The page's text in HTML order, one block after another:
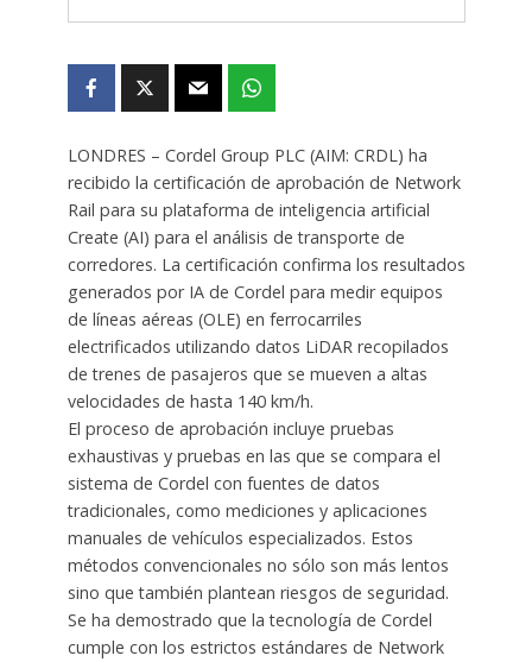
LONDRES – Cordel Group PLC (AIM: CRDL) ha
recibido la certificación de aprobación de Network
Rail para su plataforma de inteligencia artificial
Create (AI) para el análisis de transporte de
corredores. La certificación confirma los resultados
generados por IA de Cordel para medir equipos
de líneas aéreas (OLE) en ferrocarriles
electrificados utilizando datos LiDAR recopilados
de trenes de pasajeros que se mueven a altas
velocidades de hasta 140 km/h.
El proceso de aprobación incluye pruebas
exhaustivas y pruebas en las que se compara el
sistema de Cordel con fuentes de datos
tradicionales, como mediciones y aplicaciones
manuales de vehículos especializados. Estos
métodos convencionales no sólo son más lentos
sino que también plantean riesgos de seguridad.
Se ha demostrado que la tecnología de Cordel
cumple con los estrictos estándares de Network